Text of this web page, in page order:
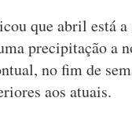
que abril está a
precipitação a
no fim de
aos atuais.